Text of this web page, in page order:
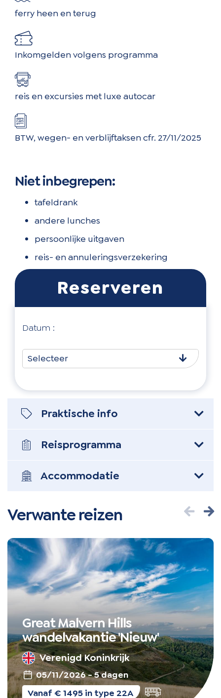
ferry heen en terug
Inkomgelden volgens programma
reis en excursies met luxe autocar
BTW, wegen- en verblijftaksen cfr. 27/11/2025
Niet inbegrepen:
tafeldrank
andere lunches
persoonlijke uitgaven
reis- en annuleringsverzekering
Datum :
Selecteer
Praktische info
Reisprogramma
Accommodatie
Verwante reizen
Great Malvern Hills
wandelvakantie 'Nieuw'
Verenigd Koninkrijk
05/11/2026 - 5 dagen
Vanaf € 1495 in type 22A
Busreis